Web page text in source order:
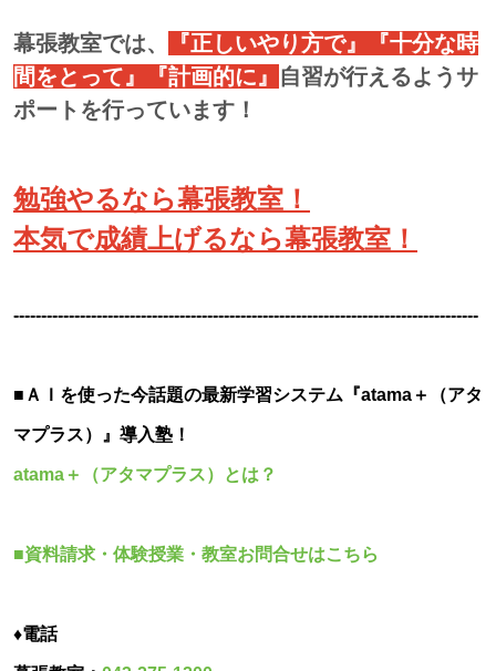
幕張教室では、
『正しいやり方で』『十分な時
間をとって』『計画的に』 自習が行えるようサ
ポートを行っています！
勉強やるなら幕張教室！
本気で成績上げるなら幕張教室！
------------------------------------------------------------------------------------
■ＡＩを使った今話題の最新学習システム『atama＋（アタ
マプラス）』導入塾！
atama＋（アタマプラス）とは？
■資料請求・体験授業・教室お問合せはこちら
♦電話